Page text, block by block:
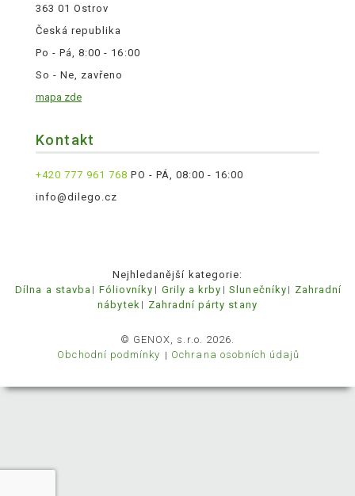
363 01 Ostrov
Česká republika
Po - Pá, 8:00 - 16:00
So - Ne, zavřeno
mapa zde
Kontakt
+420 777 961 768 PO - PÁ, 08:00 - 16:00
info@dilego.cz
Nejhledanější kategorie:
Dílna a stavba
Fóliovníky Grily a krby Slunečníky
Zahradní
nábytek
Zahradní párty stany
© GENOX, s.r.o. 2026.
Obchodní podmínky
Ochrana osobních údajů